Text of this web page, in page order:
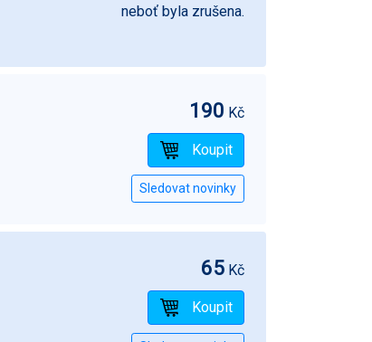
neboť byla zrušena.
190 Kč
65Kč